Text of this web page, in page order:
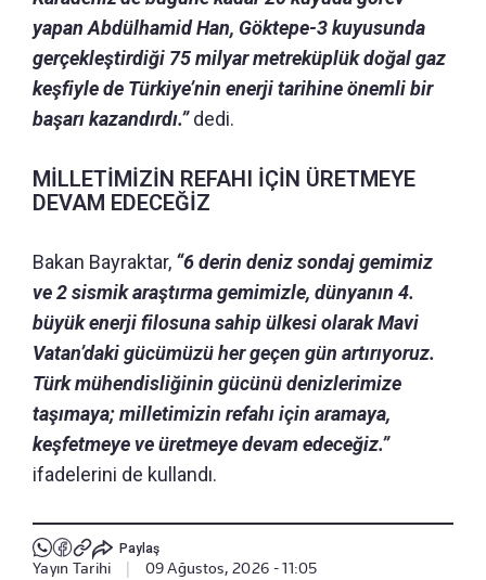
yapan Abdülhamid Han, Göktepe-3 kuyusunda
gerçekleştirdiği 75 milyar metreküplük doğal gaz
keşfiyle de Türkiye’nin enerji tarihine önemli bir
başarı kazandırdı.”dedi.
MİLLETİMİZİN REFAHI İÇİN ÜRETMEYE
DEVAM EDECEĞİZ
Bakan Bayraktar, “6 derin deniz sondaj gemimiz
ve 2 sismik araştırma gemimizle, dünyanın 4.
büyük enerji filosuna sahip ülkesi olarak Mavi
Vatan’daki gücümüzü her geçen gün artırıyoruz.
Türk mühendisliğinin gücünü denizlerimize
taşımaya; milletimizin refahı için aramaya,
keşfetmeye ve üretmeye devam edeceğiz.”
ifadelerini de kullandı.
Paylaş
Yayın Tarihi 09 Ağustos, 2026 - 11:05